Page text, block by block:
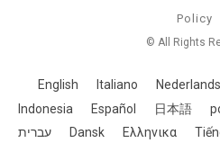
Policy
© All Rights
English Italiano Nederlands
Indonesia
Español 日本語
עברית
Dansk Ελληνικα